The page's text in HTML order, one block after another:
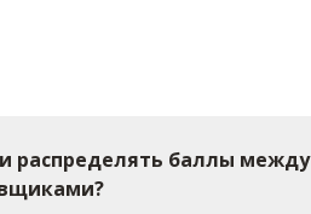
распределять баллы между